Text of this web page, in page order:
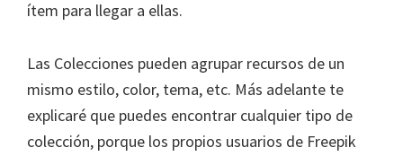
ítem para llegar a ellas.
Las Colecciones pueden agrupar recursos de un
mismo estilo, color, tema, etc. Más adelante te
explicaré que puedes encontrar cualquier tipo de
colección, porque los propios usuarios de Freepik